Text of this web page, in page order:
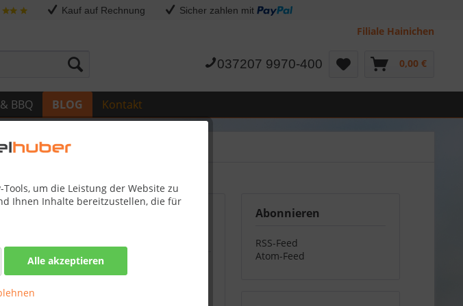
Kauf auf Rechnung Sicher zahlen mit
Filiale Hainichen
037207 9970-400 0,00 €
BBQ BLOG Kontakt
um die Leistung der Website zu
Ihnen Inhalte bereitzustellen, die für
Alle akzeptieren
Abonnieren
RSS-Feed
Atom-Feed